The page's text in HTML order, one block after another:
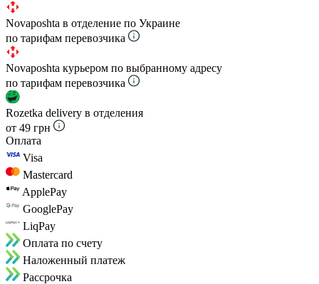
Novaposhta в отделение по Украине
по тарифам перевозчика
Novaposhta курьером по выбранному адресу
по тарифам перевозчика
Rozetka delivery в отделения
от 49 грн
Оплата
Visa
Mastercard
ApplePay
GooglePay
LiqPay
Оплата по счету
Наложенный платеж
Рассрочка